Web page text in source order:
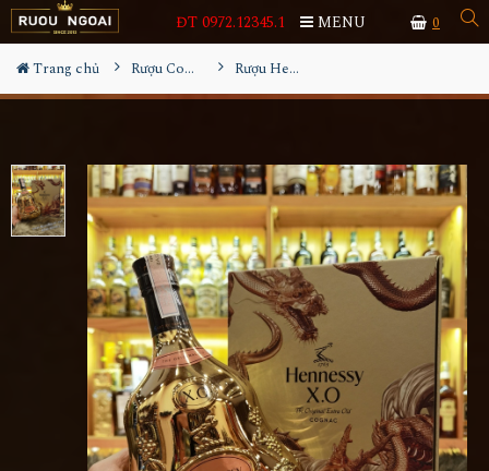
0
ĐT 0972.12345.1 MENU
Trang chủ Rượu Cognac Rượu Hennessy XO Limited Tết 2024